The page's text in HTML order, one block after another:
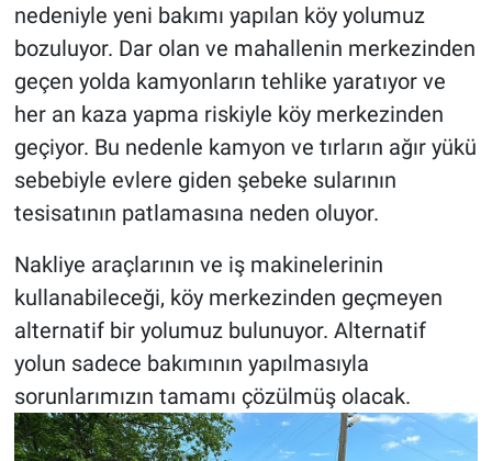
nedeniyle yeni bakımı yapılan köy yolumuz
bozuluyor. Dar olan ve mahallenin merkezinden
geçen yolda kamyonların tehlike yaratıyor ve
her an kaza yapma riskiyle köy merkezinden
geçiyor. Bu nedenle kamyon ve tırların ağır yükü
sebebiyle evlere giden şebeke sularının
tesisatının patlamasına neden oluyor.
Nakliye araçlarının ve iş makinelerinin
kullanabileceği, köy merkezinden geçmeyen
alternatif bir yolumuz bulunuyor. Alternatif
yolun sadece bakımının yapılmasıyla
sorunlarımızın tamamı çözülmüş olacak.